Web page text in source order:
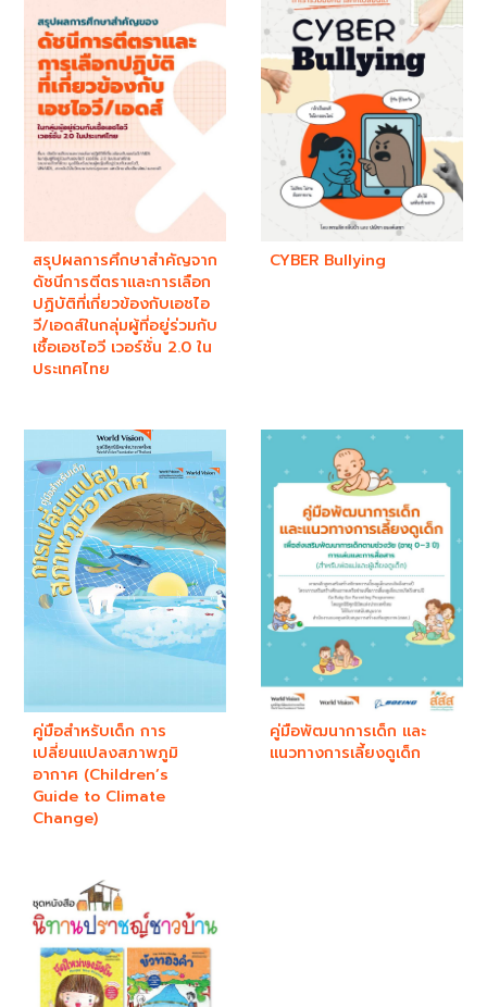
สรุปผลการศึกษาสำคัญจาก
ดัชนีการตีตราและการเลือก
ปฏิบัติที่เกี่ยวข้องกับเอชไอ
วี/เอดส์ในกลุ่มผู้ที่อยู่ร่วมกับ
เชื้อเอชไอวี เวอร์ชั่น 2.0 ใน
ประเทศไทย
CYBER Bullying
คู่มือสำหรับเด็ก การ
เปลี่ยนแปลงสภาพภูมิ
อากาศ (Children’s
Guide to Climate
Change)
คู่มือพัฒนาการเด็ก และ
แนวทางการเลี้ยงดูเด็ก